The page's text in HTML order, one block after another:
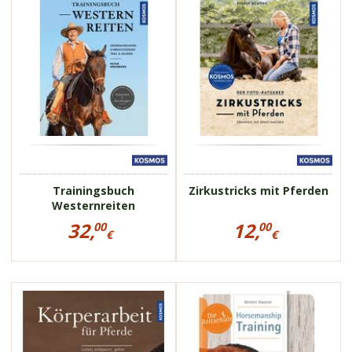
Trainingsbuch
Westernreiten
Preisinformationen
Westernreiten
32,00
€
€
Zirkustricks mit Pferden
Preisinformationen
mit
12,00
€
€
113116 113177